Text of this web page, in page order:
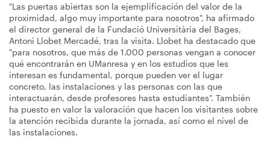
"Las puertas abiertas son la ejemplificación del valor de la
proximidad, algo muy importante para nosotros", ha afirmado
el director general de la Fundació Universitària del Bages,
Antoni Llobet Mercadé, tras la visita. Llobet ha destacado que
"para nosotros, que más de 1.000 personas vengan a conocer
qué encontrarán en UManresa y en los estudios que les
interesan es fundamental, porque pueden ver el lugar
concreto, las instalaciones y las personas con las que
interactuarán, desde profesores hasta estudiantes". También
ha puesto en valor la valoración que hacen los visitantes sobre
la atención recibida durante la jornada, así como el nivel de
las instalaciones.